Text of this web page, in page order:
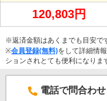
120,803円
※返済金額はあくまでも目安で
※会員登録(無料)をして詳細情
ションされとても便利になりま
電話で問合わせ